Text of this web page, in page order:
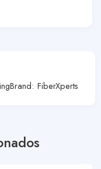
Brand: FiberXperts